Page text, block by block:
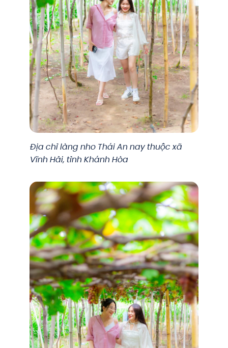
Địa chỉ làng nho Thái An nay thuộc xã
Vĩnh Hải, tỉnh Khánh Hòa